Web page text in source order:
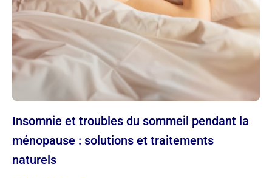
Insomnie et troubles du sommeil pendant la
ménopause : solutions et traitements
naturels